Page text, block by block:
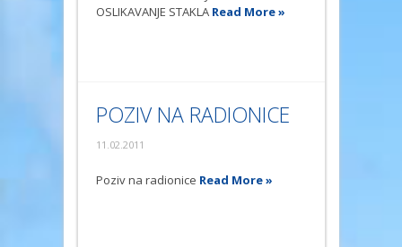
OSLIKAVANJE STAKLA Read More »
POZIV NA RADIONICE
11.02.2011
Poziv na radionice Read More »